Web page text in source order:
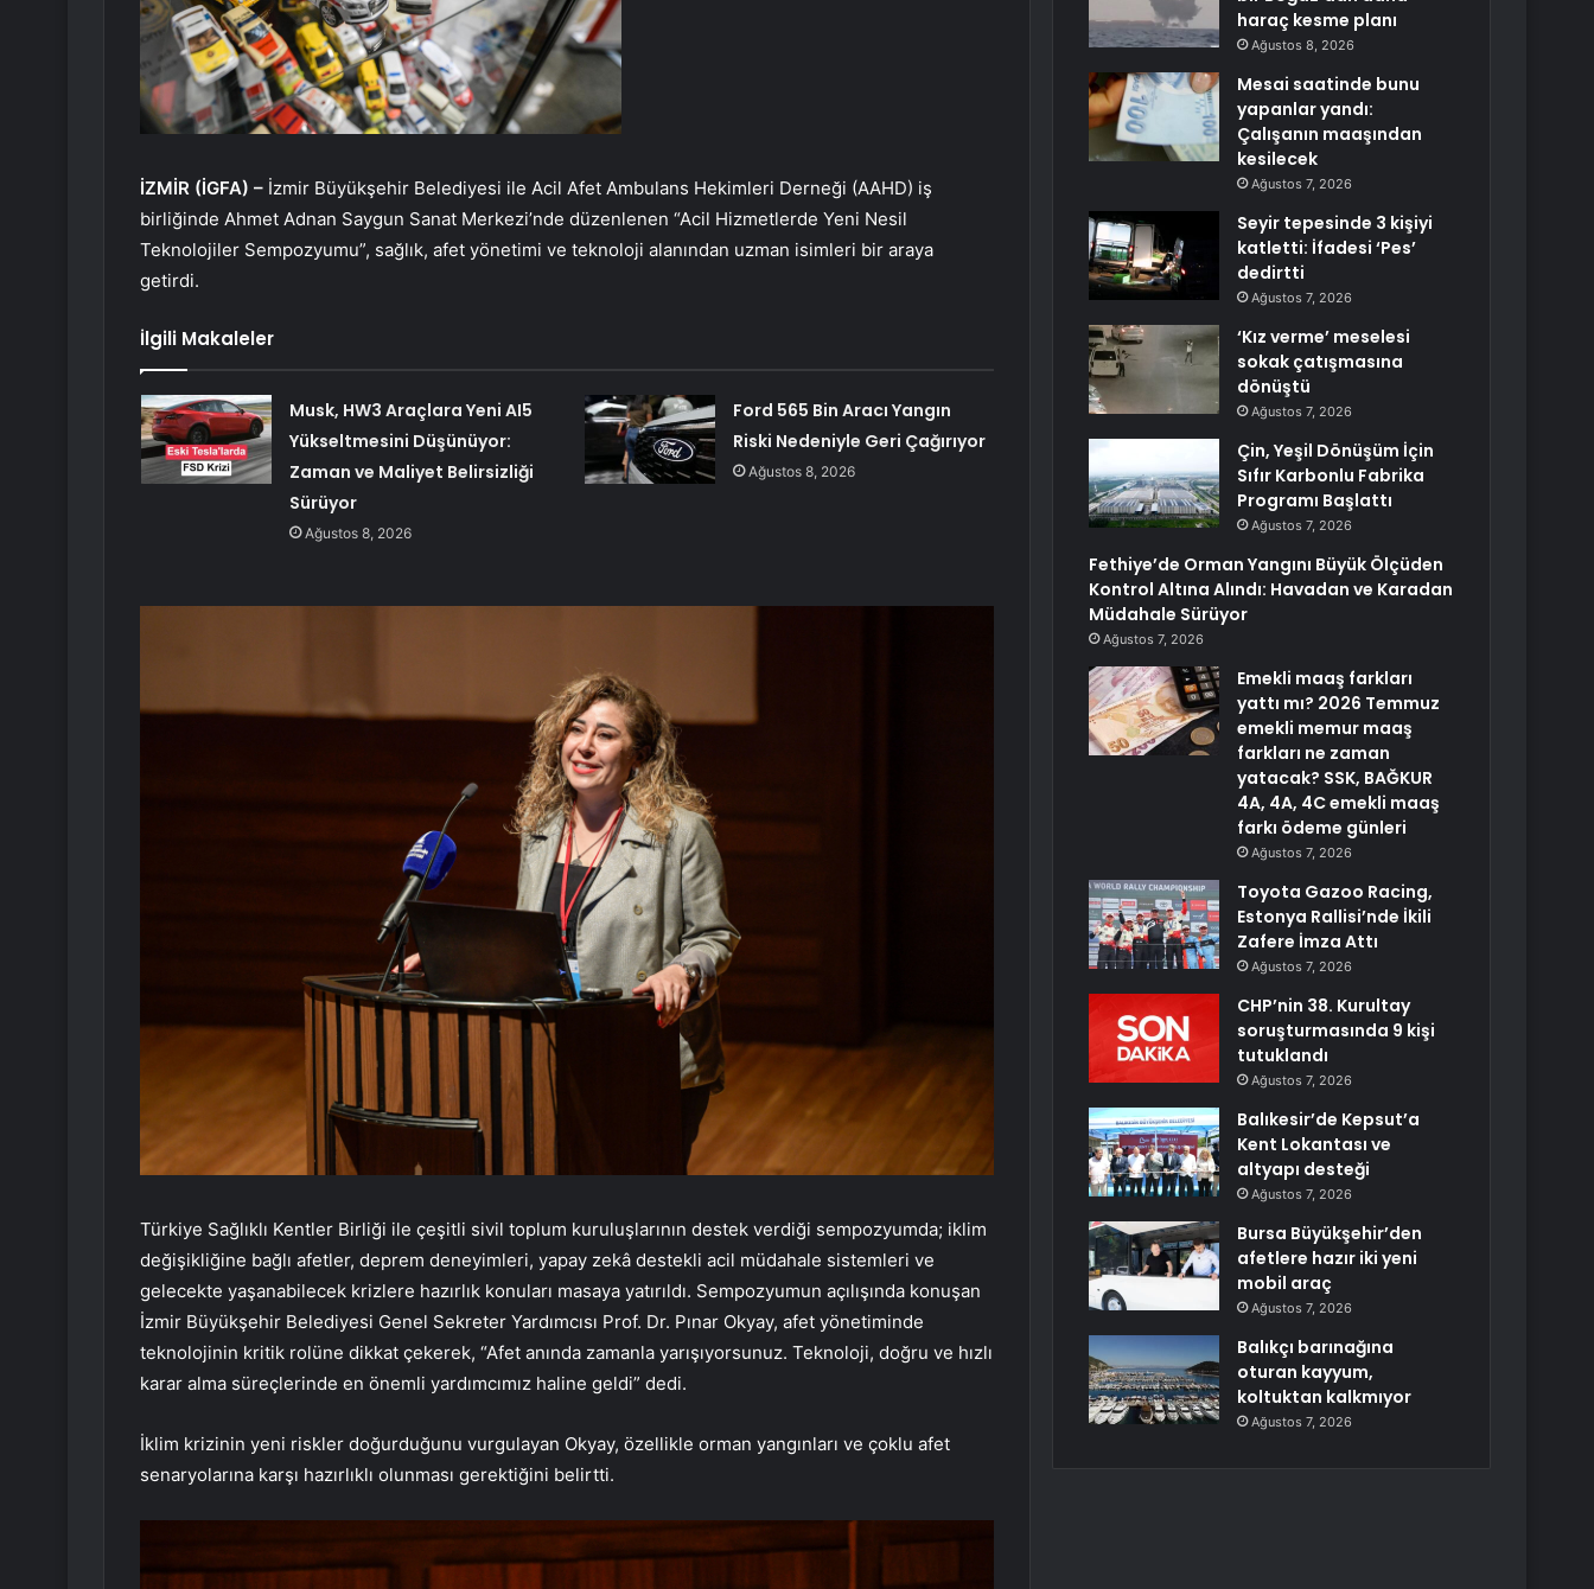
İZMİR (İGFA) – İzmir Büyükşehir Belediyesi ile Acil Afet Ambulans Hekimleri Derneği (AAHD) iş
birliğinde Ahmet Adnan Saygun Sanat Merkezi’nde düzenlenen “Acil Hizmetlerde Yeni Nesil
Teknolojiler Sempozyumu”, sağlık, afet yönetimi ve teknoloji alanından uzman isimleri bir araya
getirdi.
İlgili Makaleler
Musk, HW3 Araçlara Yeni AI5
Yükseltmesini Düşünüyor:
Zaman ve Maliyet Belirsizliği
Sürüyor
Ağustos 8, 2026
Ford 565 Bin Aracı Yangın
Riski Nedeniyle Geri Çağırıyor
Ağustos 8, 2026
Türkiye Sağlıklı Kentler Birliği ile çeşitli sivil toplum kuruluşlarının destek verdiği sempozyumda; iklim
değişikliğine bağlı afetler, deprem deneyimleri, yapay zekâ destekli acil müdahale sistemleri ve
gelecekte yaşanabilecek krizlere hazırlık konuları masaya yatırıldı. Sempozyumun açılışında konuşan
İzmir Büyükşehir Belediyesi Genel Sekreter Yardımcısı Prof. Dr. Pınar Okyay, afet yönetiminde
teknolojinin kritik rolüne dikkat çekerek, “Afet anında zamanla yarışıyorsunuz. Teknoloji, doğru ve hızlı
karar alma süreçlerinde en önemli yardımcımız haline geldi” dedi.
İklim krizinin yeni riskler doğurduğunu vurgulayan Okyay, özellikle orman yangınları ve çoklu afet
senaryolarına karşı hazırlıklı olunması gerektiğini belirtti.
haraç kesme planı
Ağustos 8, 2026
Mesai saatinde bunu
yapanlar yandı:
Çalışanın maaşından
kesilecek
Ağustos 7, 2026
Seyir tepesinde 3 kişiyi
katletti: İfadesi ‘Pes’
dedirtti
Ağustos 7, 2026
‘Kız verme’ meselesi
sokak çatışmasına
dönüştü
Ağustos 7, 2026
Çin, Yeşil Dönüşüm İçin
Sıfır Karbonlu Fabrika
Programı Başlattı
Ağustos 7, 2026
Fethiye’de Orman Yangını Büyük Ölçüden
Kontrol Altına Alındı: Havadan ve Karadan
Müdahale Sürüyor
Ağustos 7, 2026
Emekli maaş farkları
yattı mı? 2026 Temmuz
emekli memur maaş
farkları ne zaman
yatacak? SSK, BAĞKUR
4A, 4A, 4C emekli maaş
farkı ödeme günleri
Ağustos 7, 2026
Toyota Gazoo Racing,
Estonya Rallisi’nde İkili
Zafere İmza Attı
Ağustos 7, 2026
CHP’nin 38. Kurultay
soruşturmasında 9 kişi
tutuklandı
Ağustos 7, 2026
Balıkesir’de Kepsut’a
Kent Lokantası ve
altyapı desteği
Ağustos 7, 2026
Bursa Büyükşehir’den
afetlere hazır iki yeni
mobil araç
Ağustos 7, 2026
Balıkçı barınağına
oturan kayyum,
koltuktan kalkmıyor
Ağustos 7, 2026